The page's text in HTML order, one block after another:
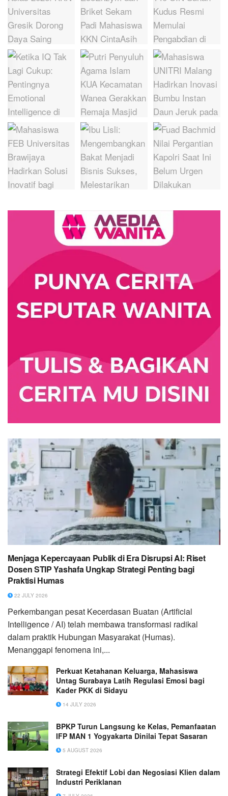
Menjaga Kepercayaan Publik di Era Disrupsi AI: Riset
Dosen STIP Yashafa Ungkap Strategi Penting bagi
Praktisi Humas
22 JULY 2026
Perkembangan pesat Kecerdasan Buatan (Artificial
Intelligence / AI) telah membawa transformasi radikal
dalam praktik Hubungan Masyarakat (Humas).
Menanggapi fenomena ini,...
Perkuat Ketahanan Keluarga, Mahasiswa
Untag Surabaya Latih Regulasi Emosi bagi
Kader PKK di Sidayu
14 JULY 2026
BPKP Turun Langsung ke Kelas, Pemanfaatan
IFP MAN 1 Yogyakarta Dinilai Tepat Sasaran
5 AUGUST 2026
Strategi Efektif Lobi dan Negosiasi Klien dalam
Industri Periklanan